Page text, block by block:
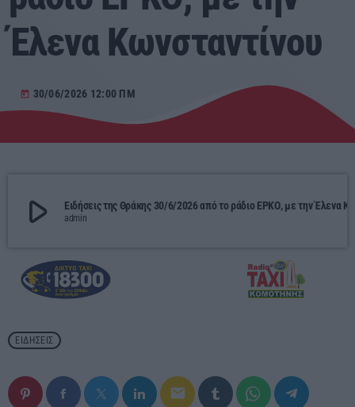
Αγροτικά
ΕΡΚΟ
ΕΡΚΟ
Έλενα Κωνσταντίνου
today 30/06/2026 12:00 ΠΜ
play_arrow admin
ΕΙΔΗΣΕΙΣ
email